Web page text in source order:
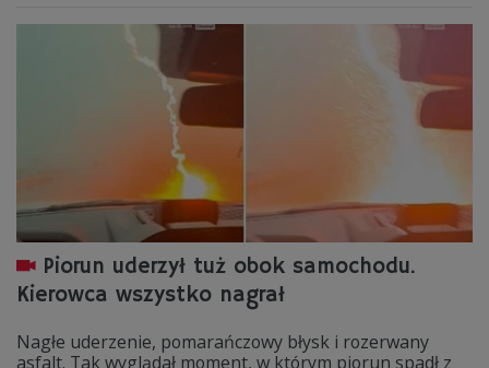
Piorun uderzył tuż obok samochodu.
Kierowca wszystko nagrał
Nagłe uderzenie, pomarańczowy błysk i rozerwany
asfalt. Tak wyglądał moment, w którym piorun spadł z